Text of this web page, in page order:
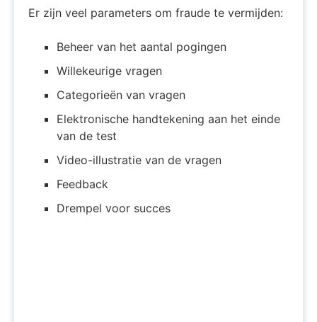
Er zijn veel parameters om fraude te vermijden:
Beheer van het aantal pogingen
Willekeurige vragen
Categorieën van vragen
Elektronische handtekening aan het einde
van de test
Video-illustratie van de vragen
Feedback
Drempel voor succes